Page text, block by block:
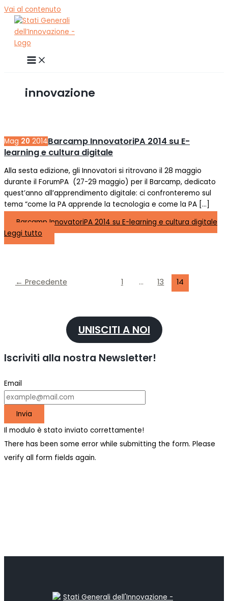
Vai al contenuto
innovazione
Mag 20 2014Barcamp InnovatoriPA 2014 su E-
learning e cultura digitale
Alla sesta edizione, gli Innovatori si ritrovano il 28 maggio
durante il ForumPA (27-29 maggio) per il Barcamp, dedicato
quest’anno all’apprendimento digitale: ci confronteremo sul
tema “come la PA apprende la tecnologia e come la PA […]
Barcamp InnovatoriPA 2014 su E-learning e cultura digitale
Leggi tutto
← Precedente 1 … 13 14
UNISCITI A NOI
Iscriviti alla nostra Newsletter!
Email
Invia
Il modulo è stato inviato correttamente!
There has been some error while submitting the form. Please
verify all form fields again.